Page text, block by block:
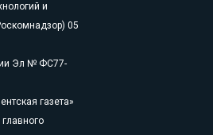
и
05
Эл № ФС77-
газета»